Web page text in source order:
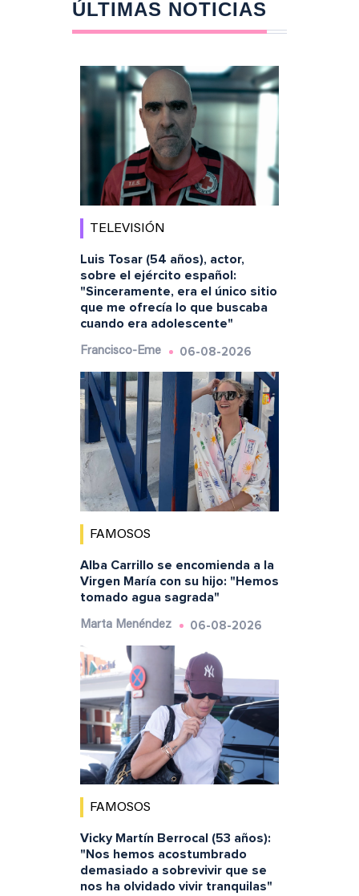
ÚLTIMAS NOTICIAS
TELEVISIÓN
Luis Tosar (54 años), actor,
sobre el ejército español:
"Sinceramente, era el único sitio
que me ofrecía lo que buscaba
cuando era adolescente"
Francisco-Eme 06-08-2026
FAMOSOS
Alba Carrillo se encomienda a la
Virgen María con su hijo: "Hemos
tomado agua sagrada"
Marta Menéndez 06-08-2026
FAMOSOS
Vicky Martín Berrocal (53 años):
"Nos hemos acostumbrado
demasiado a sobrevivir que se
nos ha olvidado vivir tranquilas"